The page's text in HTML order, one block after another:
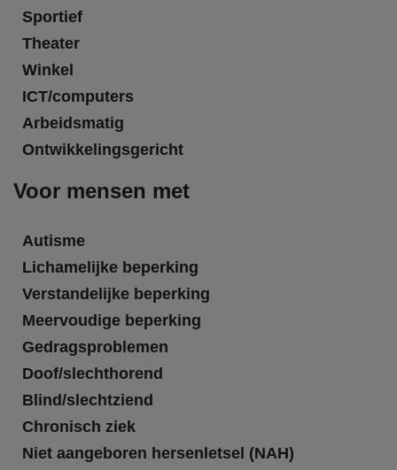
Sportief
Theater
Winkel
ICT/computers
Arbeidsmatig
Ontwikkelingsgericht
Voor mensen met
Autisme
Lichamelijke beperking
Verstandelijke beperking
Meervoudige beperking
Gedragsproblemen
Doof/slechthorend
Blind/slechtziend
Chronisch ziek
Niet aangeboren hersenletsel (NAH)